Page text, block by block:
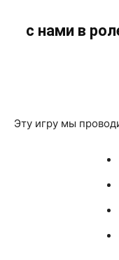
с нами в
Эту игру мы